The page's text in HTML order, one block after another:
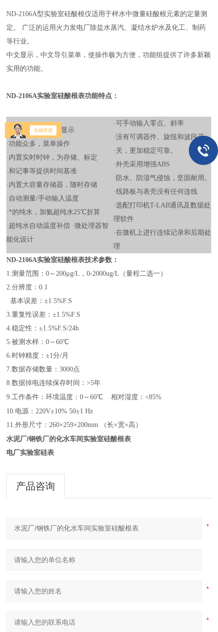
ND-2106A型实验室硅酸根仪适用于样水中微量硅酸根元素的定量测
定。 广泛的运用火力发电厂除盐水蒸汽、凝结水炉水及化工、制药
等行业。
中文显示，中文导引菜单，使操作极为方便，功能组提供了许多新颖
实用的功能。
ND-2106A实验室硅酸根表功能特点：
图形液晶，全中文显示
·功能众多，菜单操作
·内置实时时钟，为存储、标定
·和记事等提供时间基准
·内置大容量存储器，随时存储
·自动测量/手动输入温度
·*的纯水，加氨超纯水25℃折算
·超纯水自动温度补偿 ·微处理器智
能化设计
·可手动输入零点、斜率
·没有可调器件、旋纽和波段开
·关，更加稳定可靠。
·外壳采用增强ABS
·防水、防湿气侵蚀，坚固耐用。
·线路板与表壳没有任何连线
·选配打印机T-LAB通讯及数据处
理软件
·在微机上进行连续记录和后期处
理
ND-2106A实验室硅酸根表技术参数：
1.测量范围：0～200μg/L ，0-2000ug/L（量程二选一）
2.分辨度：0.1
基本误差：±1.5%F.S
3.重复性误差：±1.5%F.S
4.稳定性：±1.5%F.S/24h
5.被测水样：0～60℃
6.时钟精度：±1分/月
7.数据存储数量：3000点
8.数据掉电连续保存时间：>5年
9.工作条件：环境温度：0～60℃
相对湿度：<85%
10.电源：220V±10% 50±1 Hz
11.外形尺寸：260×259×200mm （长×宽×高）
水泥厂/钢铁厂的化水车间实验室硅酸根表
电厂实验室硅表
产品咨询